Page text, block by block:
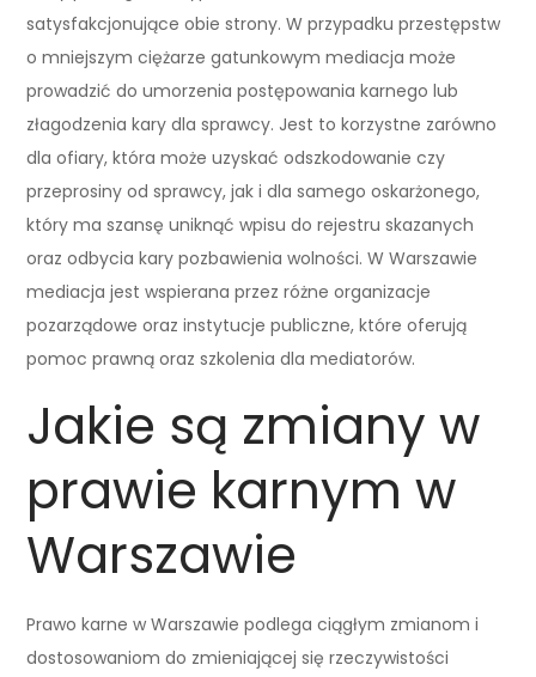
satysfakcjonujące obie strony. W przypadku przestępstw
o mniejszym ciężarze gatunkowym mediacja może
prowadzić do umorzenia postępowania karnego lub
złagodzenia kary dla sprawcy. Jest to korzystne zarówno
dla ofiary, która może uzyskać odszkodowanie czy
przeprosiny od sprawcy, jak i dla samego oskarżonego,
który ma szansę uniknąć wpisu do rejestru skazanych
oraz odbycia kary pozbawienia wolności. W Warszawie
mediacja jest wspierana przez różne organizacje
pozarządowe oraz instytucje publiczne, które oferują
pomoc prawną oraz szkolenia dla mediatorów.
Jakie są zmiany w
prawie karnym w
Warszawie
Prawo karne w Warszawie podlega ciągłym zmianom i
dostosowaniom do zmieniającej się rzeczywistości